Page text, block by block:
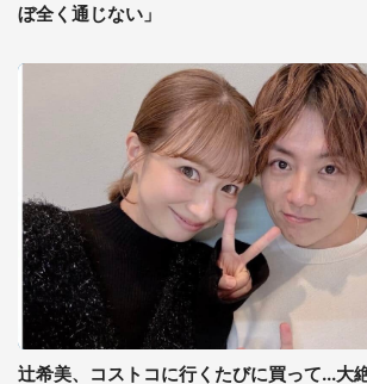
ぼ全く通じない」
辻希美、コストコに行くたびに買って...大